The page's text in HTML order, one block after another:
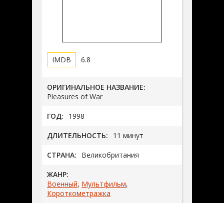
6.8
ОРИГИНАЛЬНОЕ НАЗВАНИЕ:
Pleasures of War
ГОД: 1998
ДЛИТЕЛЬНОСТЬ: 11 минут
СТРАНА: Великобритания
ЖАНР:
Военный, Мультфильм,
Короткометражка